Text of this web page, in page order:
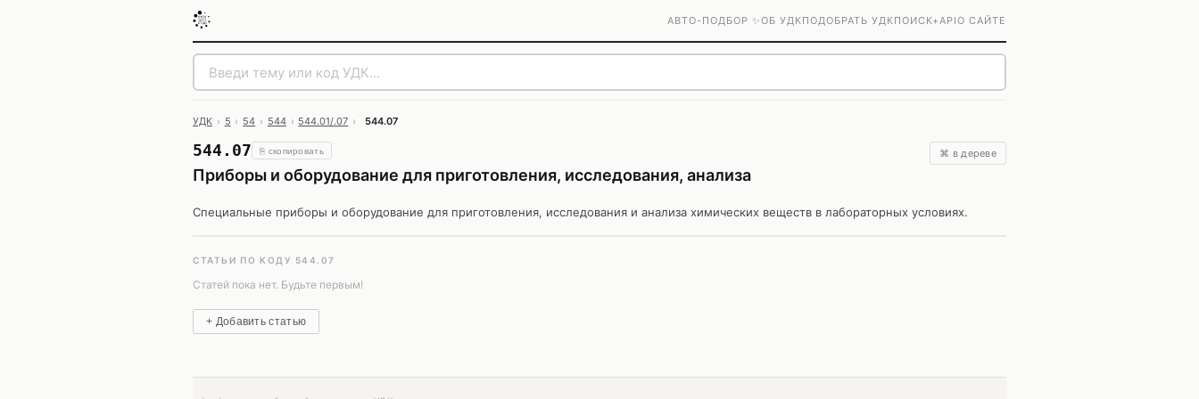
АВТО-ПОДБОР ✨ОБ УДКПОДОБРАТЬ УДКПОИСК+APIО САЙТЕ
УДК › 5 › 54 › 544 › 544.01/.07 › 544.07
544.07 ⎘ скопировать
Приборы и оборудование для приготовления, исследования, анализа
⌘ в дереве
Специальные приборы и оборудование для приготовления, исследования и анализа химических веществ в лабораторных условиях.
СТАТЬИ ПО КОДУ 544.07
Статей пока нет. Будьте первым!
+ Добавить статью